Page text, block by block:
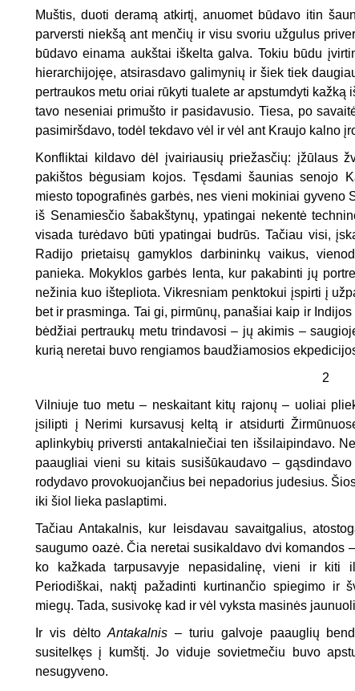
Muštis, duoti deramą atkirtį, anuomet būdavo itin
parversti niekšą ant menčių ir visu svoriu užgulus
būdavo einama aukštai iškelta galva. Tokiu būdu
hierarchijojęe, atsirasdavo galimynių ir šiek tiek
pertraukos metu oriai rūkyti tualete ar apstumdyti
tavo neseniai primušto ir pasidavusio. Tiesa, po
pasimiršdavo, todėl tekdavo vėl ir vėl ant Kraujo kalno
Konfliktai kildavo dėl įvairiausių priežasčių: įžūlaus
pakištos bėgusiam kojos. Tęsdami šaunias senojo
miesto topografinės garbės, nes vieni mokiniai gyveno
iš Senamiesčio šabakštynų, ypatingai nekentė
visada turėdavo būti ypatingai budrūs. Tačiau visi,
Radijo prietaisų gamyklos darbininkų vaikus,
panieka. Mokyklos garbės lenta, kur pakabinti jų
nežinia kuo ištepliota. Vikresniam penktokui įspirti į
bet ir prasminga. Tai gi, pirmūnų, panašiai kaip ir
bėdžiai pertraukų metu trindavosi – jų akimis –
kurią neretai buvo rengiamos baudžiamosios
2
Vilniuje tuo metu – neskaitant kitų rajonų – uoliai
įsilipti į Nerimi kursavusį keltą ir atsidurti
aplinkybių priversti antakalniečiai ten išsilaipindavo.
paaugliai vieni su kitais susišūkaudavo –
rodydavo provokuojančius bei nepadorius judesius.
iki šiol lieka paslaptimi.
Tačiau Antakalnis, kur leisdavau savaitgalius,
saugumo oazė. Čia neretai susikaldavo dvi komandos –
ko kažkada tarpusavyje nepasidalinę, vieni ir kiti
Periodiškai, naktį pažadinti kurtinančio spiegimo ir
miegų. Tada, susivokę kad ir vėl vyksta masinės
Ir vis dėltoAntakalnis – turiu galvoje paauglių
susitelkęs į kumštį. Jo viduje sovietmečiu buvo
nesugyveno.